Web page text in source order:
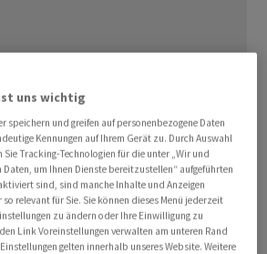
Rheinmetall
wollen künftig gemeinsam ATACMS-
‌fertigen. Vertreter ⁠der beiden
am Dienstag eine
⁠zur Gründung eines
auf einem Rüstungsforum
Gipfels in ‌Ankara.
uns wichtig
speichern und greifen auf personenbezogene Daten
Kennungen auf Ihrem Gerät zu. Durch Auswahl
Tracking-Technologien für die unter „Wir und
um Ihnen Dienste bereitzustellen“ aufgeführten
sind, sind manche Inhalte und Anzeigen
relevant für Sie. Sie können dieses Menü jederzeit
zu ändern oder Ihre Einwilligung zu
Link Voreinstellungen verwalten am unteren Rand
gelten innerhalb unseres Website. Weitere